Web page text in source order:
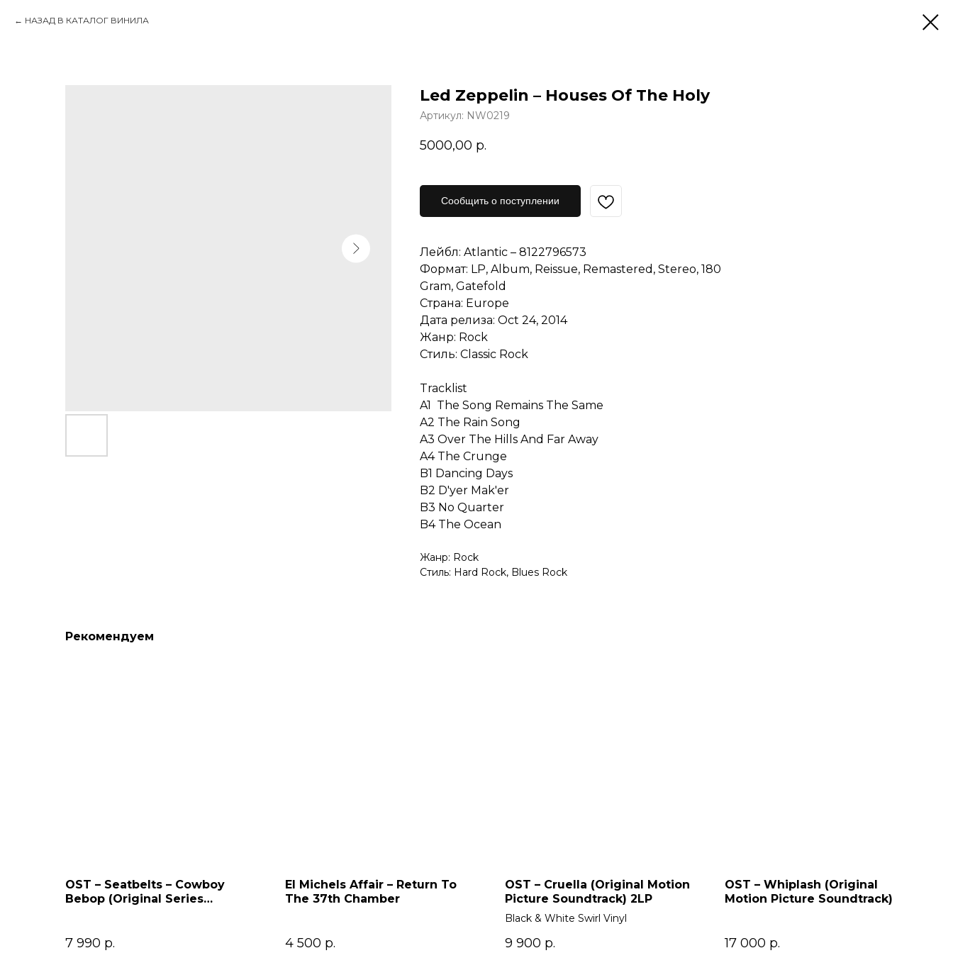
НАЗАД В КАТАЛОГ ВИНИЛА
Led Zeppelin – Houses Of The Holy
Артикул: NW0219
5000,00 р.
Сообщить о поступлении
Лейбл: Atlantic – 8122796573
Формат: LP, Album, Reissue, Remastered, Stereo, 180
Gram, Gatefold
Страна: Europe
Дата релиза: Oct 24, 2014
Жанр: Rock
Стиль: Classic Rock
Tracklist
A1 The Song Remains The Same
A2 The Rain Song
A3 Over The Hills And Far Away
A4 The Crunge
B1 Dancing Days
B2 D'yer Mak'er
B3 No Quarter
B4 The Ocean
Жанр: Rock
Стиль: Hard Rock, Blues Rock
Рекомендуем
OST – Seatbelts – Cowboy
Bebop (Original Series
7 990 р.
El Michels Affair – Return To
The 37th Chamber
4 500 р.
OST – Cruella (Original Motion
Picture Soundtrack) 2LP
Black & White Swirl Vinyl
9 900 р.
OST – Whiplash (Original
Motion Picture Soundtrack)
17 000 р.